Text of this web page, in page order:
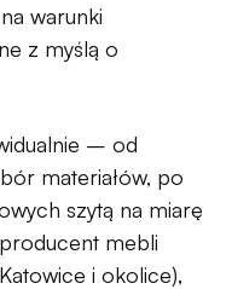
warunki
z myślą o
– od
materiałów, po
szytą na miarę
mebli
i okolice),